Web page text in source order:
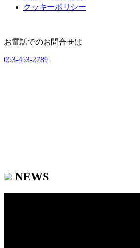
クッキーポリシー
お電話でのお問合せは
053-463-2789
NEWS